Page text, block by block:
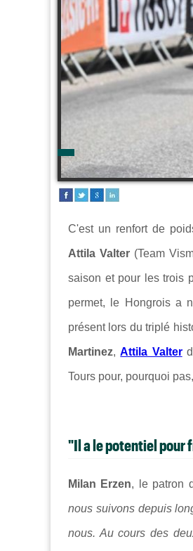
C'est un renfort de
Attila Valter (Team
saison et pour les trois
permet, le Hongrois a
présent lors du triplé
Martinez,Attila Valter
Tours pour, pourquoi
"Il a le potentiel pour
Milan Erzen, le patron
nous suivons depuis
nous. Au cours des